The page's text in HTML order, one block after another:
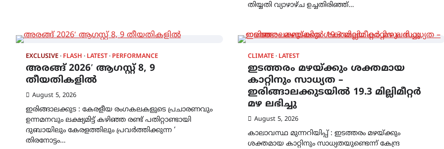
തിയ്യതി വ്യാഴാഴ്‌ച ഉച്ചതിരിഞ്ഞ്…
EXCLUSIVE FLASH LATEST PERFORMANCE
അരങ്ങ് 2026′ ആഗസ്റ്റ് 8, 9
തീയതികളിൽ
August 5, 2026
ഇരിങ്ങാലക്കുട : കേരളീയ രംഗകലകളുടെ പ്രചാരണവും
ഉന്നമനവും ലക്ഷ്യമിട്ട് കഴിഞ്ഞ രണ്ട് പതിറ്റാണ്ടായി
ദുബായിലും കേരളത്തിലും പ്രവർത്തിക്കുന്ന ‘
തിരനോട്ടം…
CLIMATE LATEST
ഇടത്തരം മഴയ്ക്കും ശക്തമായ
കാറ്റിനും സാധ്യത –
ഇരിങ്ങാലക്കുടയിൽ 19.3 മില്ലിമീറ്റർ
മഴ ലഭിച്ചു
August 5, 2026
കാലാവസ്ഥ മുന്നറിയിപ്പ് : ഇടത്തരം മഴയ്ക്കും
ശക്തമായ കാറ്റിനും സാധ്യതയുണ്ടെന്ന് കേന്ദ്ര
HEALTH
മെഡിക്കൽ ക്യാമ്പ്